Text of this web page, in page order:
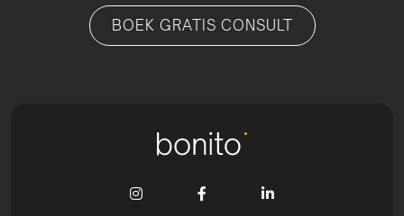
BOEK GRATIS CONSULT
  